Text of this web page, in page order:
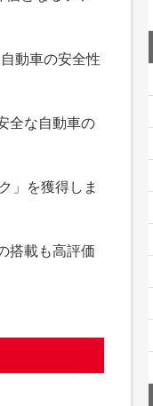
動車の安全性
全な自動車の
」を獲得しま
搭載も高評価